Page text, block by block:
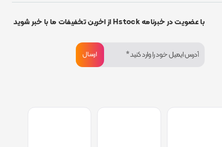
با عضویت در خبرنامه Hstock از اخرین تخفیفات ما با خبر شوید